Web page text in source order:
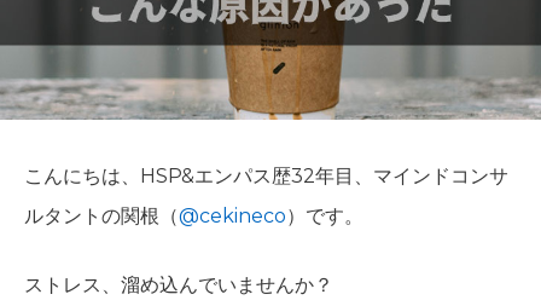
こんにちは、HSP&エンパス歴32年目、マインドコンサ
ルタントの関根（@cekineco）です。
ストレス、溜め込んでいませんか？